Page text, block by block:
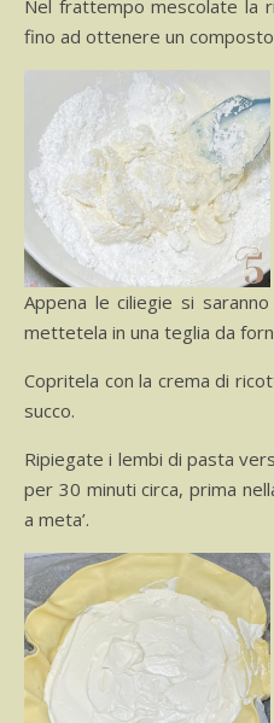
Nel frattempo mescolate la
fino ad ottenere un
Appena le ciliegie si
mettetela in una teglia da
Copritela con la crema di
succo.
Ripiegate i lembi di pasta
per 30 minuti circa, prima
a meta’.